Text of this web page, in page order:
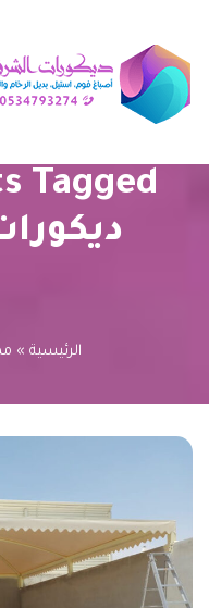
الرئيسية »